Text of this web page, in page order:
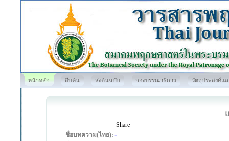
หน้าหลัก สืบค้น ส่งต้นฉบับ กองบรรณาธิการ วัตถุประสงค์แ
Share
ชื่อบทความ(ไทย): -